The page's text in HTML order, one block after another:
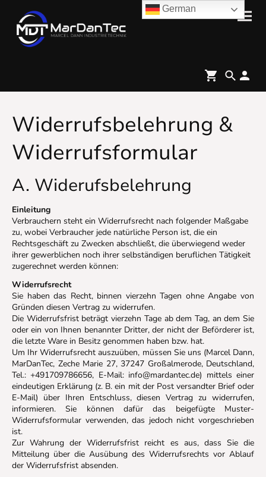
Widerrufsbelehrung &
Widerrufsformular
A. Widerufsbelehrung
Einleitung
Verbrauchern steht ein Widerrufsrecht nach folgender Maßgabe
zu, wobei Verbraucher jede natürliche Person ist, die ein
Rechtsgeschäft zu Zwecken abschließt, die überwiegend weder
ihrer gewerblichen noch ihrer selbständigen beruflichen Tätigkeit
zugerechnet werden können:
Widerrufsrecht
Sie haben das Recht, binnen vierzehn Tagen ohne Angabe von
Gründen diesen Vertrag zu widerrufen.
Die Widerrufsfrist beträgt vierzehn Tage ab dem Tag, an dem Sie
oder ein von Ihnen benannter Dritter, der nicht der Beförderer ist,
die letzte Ware in Besitz genommen haben bzw. hat.
Um Ihr Widerrufsrecht auszuüben, müssen Sie uns (Marcel Dann,
MarDanTec, Zeche Marie 27, 37247 Großalmerode, Deutschland,
Tel.: +491709786656, E-Mail: info@mardantec.de) mittels einer
eindeutigen Erklärung (z. B. ein mit der Post versandter Brief oder
E-Mail) über Ihren Entschluss, diesen Vertrag zu widerrufen,
informieren. Sie können dafür das beigefügte Muster-
Widerrufsformular verwenden, das jedoch nicht vorgeschrieben
ist.
Zur Wahrung der Widerrufsfrist reicht es aus, dass Sie die
Mitteilung über die Ausübung des Widerrufsrechts vor Ablauf
der Widerrufsfrist absenden.
German